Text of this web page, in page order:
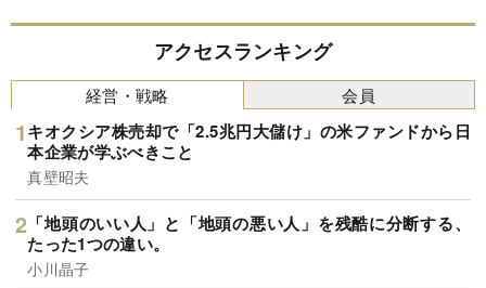
アクセスランキング
経営・戦略
キオクシア株売却で「2.5兆円大儲け」の米ファンドから日
本企業が学ぶべきこと
真壁昭夫
「地頭のいい人」と「地頭の悪い人」を残酷に分断する、
たった1つの違い。
小川晶子
会員